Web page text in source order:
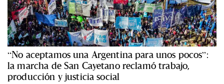
“No aceptamos una Argentina para unos pocos”:
la marcha de San Cayetano reclamó trabajo,
producción y justicia social